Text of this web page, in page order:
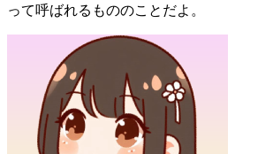
って呼ばれるもののことだよ。